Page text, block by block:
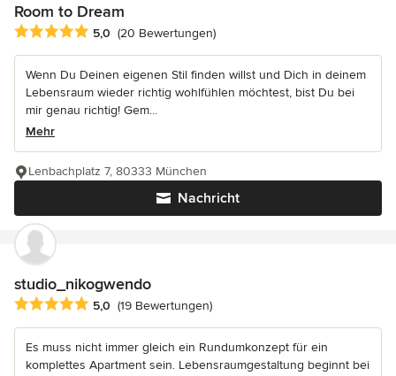
Room to Dream
Durchschnittliche Bewertung: 5 von 5 Sternen
5,0 (20 Bewertungen)
Wenn Du Deinen eigenen Stil finden willst und Dich in deinem
Lebensraum wieder richtig wohlfühlen möchtest, bist Du bei
mir genau richtig! Gem...
Mehr
Nachricht
Lenbachplatz 7, 80333 München
studio_nikogwendo
Durchschnittliche Bewertung: 5 von 5 Sternen
5,0 (19 Bewertungen)
Es muss nicht immer gleich ein Rundumkonzept für ein
komplettes Apartment sein. Lebensraumgestaltung beginnt bei